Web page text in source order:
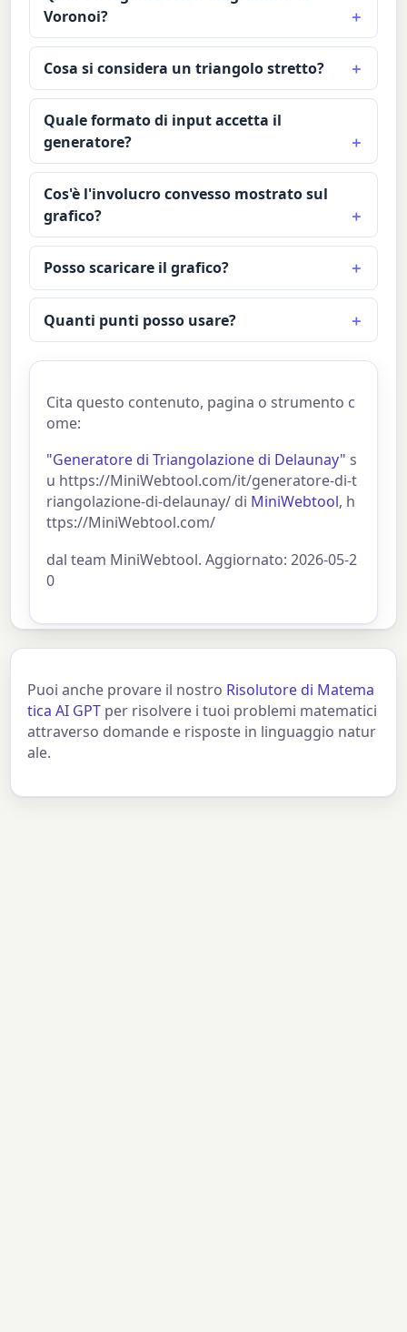
Voronoi?
Cosa si considera un triangolo stretto?
Quale formato di input accetta il
generatore?
Cos'è l'involucro convesso mostrato sul
grafico?
Posso scaricare il grafico?
Quanti punti posso usare?
Cita questo contenuto, pagina o strumento c
ome:
"Generatore di Triangolazione di Delaunay" s
u https://MiniWebtool.com/it/generatore-di-t
riangolazione-di-delaunay/ di MiniWebtool, h
ttps://MiniWebtool.com/
dal team MiniWebtool. Aggiornato: 2026-05-2
0
Puoi anche provare il nostro Risolutore di Matema
tica AI GPT per risolvere i tuoi problemi matematici
attraverso domande e risposte in linguaggio natur
ale.